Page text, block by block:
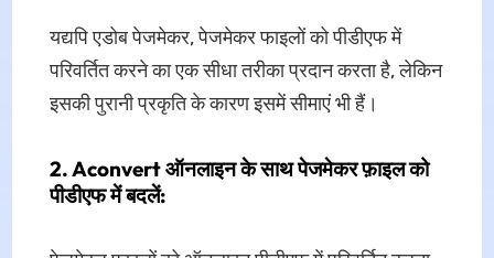
यद्यपि एडोब पेजमेकर, पेजमेकर फाइलों को पीडीएफ में
परिवर्तित करने का एक सीधा तरीका प्रदान करता है, लेकिन
इसकी पुरानी प्रकृति के कारण इसमें सीमाएं भी हैं।
2. Aconvert ऑनलाइन के साथ पेजमेकर फ़ाइल को
पीडीएफ में बदलें: